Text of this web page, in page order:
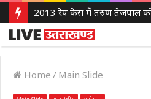
Home / Main Slide